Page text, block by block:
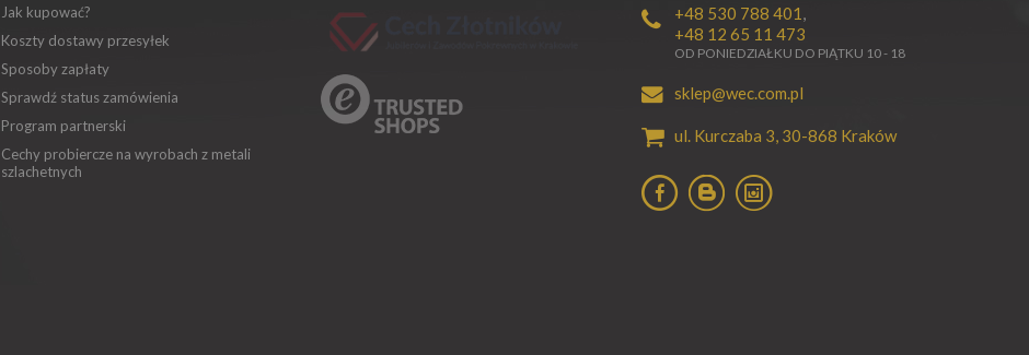
Jak kupować?
Koszty dostawy przesyłek
Sposoby zapłaty
Sprawdź status zamówienia
Program partnerski
Cechy probiercze na wyrobach z metali
szlachetnych
+48 530 788 401 ,
+48 12 65 11 473
OD PONIEDZIAŁKU DO PIĄTKU 10 - 18
sklep@wec.com.pl
ul. Kurczaba 3, 30-868 Kraków